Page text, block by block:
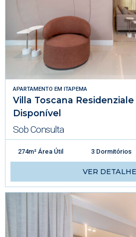
APARTAMENTO EM ITAPEMA
Villa Toscana
Disponível
Sob Consulta
274m² Área Útil 3 Dormitórios
VER